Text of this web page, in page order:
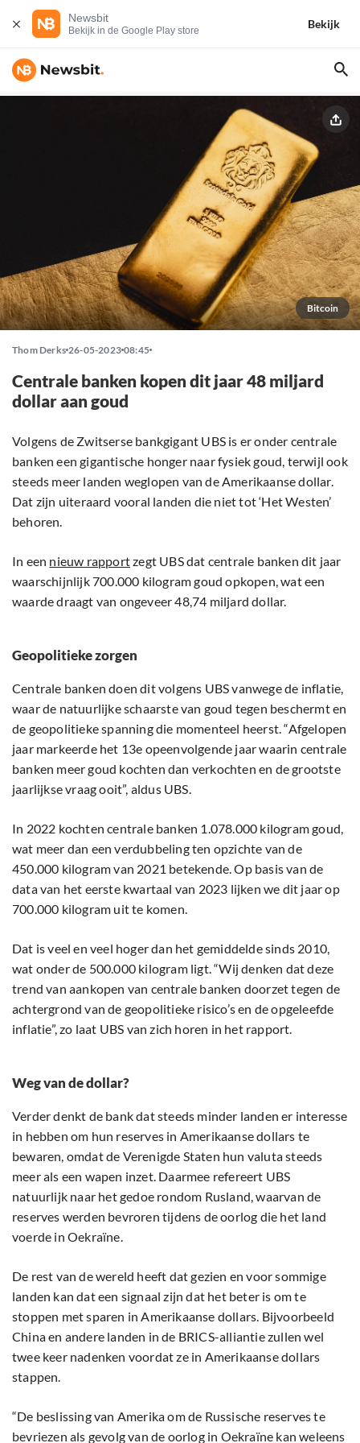
Newsbit
Bekijk in de Google Play store
Bekijk
Bitcoin
Thom Derks 26-05-2023 08:45
Centrale banken kopen dit jaar 48 miljard
dollar aan goud
Volgens de Zwitserse bankgigant UBS is er onder centrale
banken een gigantische honger naar fysiek goud, terwijl ook
steeds meer landen weglopen van de Amerikaanse dollar.
Dat zijn uiteraard vooral landen die niet tot ‘Het Westen’
behoren.
In een nieuw rapportzegt UBS dat centrale banken dit jaar
waarschijnlijk 700.000 kilogram goud opkopen, wat een
waarde draagt van ongeveer 48,74 miljard dollar.
Geopolitieke zorgen
Centrale banken doen dit volgens UBS vanwege de inflatie,
waar de natuurlijke schaarste van goud tegen beschermt en
de geopolitieke spanning die momenteel heerst. “Afgelopen
jaar markeerde het 13e opeenvolgende jaar waarin centrale
banken meer goud kochten dan verkochten en de grootste
jaarlijkse vraag ooit”, aldus UBS.
In 2022 kochten centrale banken 1.078.000 kilogram goud,
wat meer dan een verdubbeling ten opzichte van de
450.000 kilogram van 2021 betekende. Op basis van de
data van het eerste kwartaal van 2023 lijken we dit jaar op
700.000 kilogram uit te komen.
Dat is veel en veel hoger dan het gemiddelde sinds 2010,
wat onder de 500.000 kilogram ligt. “Wij denken dat deze
trend van aankopen van centrale banken doorzet tegen de
achtergrond van de geopolitieke risico’s en de opgeleefde
inflatie”, zo laat UBS van zich horen in het rapport.
Weg van de dollar?
Verder denkt de bank dat steeds minder landen er interesse
in hebben om hun reserves in Amerikaanse dollars te
bewaren, omdat de Verenigde Staten hun valuta steeds
meer als een wapen inzet. Daarmee refereert UBS
natuurlijk naar het gedoe rondom Rusland, waarvan de
reserves werden bevroren tijdens de oorlog die het land
voerde in Oekraïne.
De rest van de wereld heeft dat gezien en voor sommige
landen kan dat een signaal zijn dat het beter is om te
stoppen met sparen in Amerikaanse dollars. Bijvoorbeeld
China en andere landen in de BRICS-alliantie zullen wel
twee keer nadenken voordat ze in Amerikaanse dollars
stappen.
“De beslissing van Amerika om de Russische reserves te
bevriezen als gevolg van de oorlog in Oekraïne kan weleens